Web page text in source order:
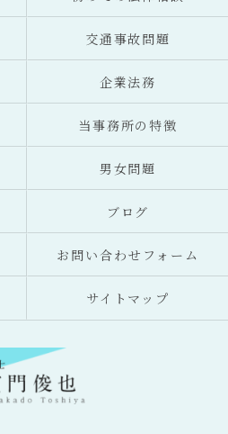
交通事故問題
企業法務
当事務所の特徴
男女問題
ブログ
お問い合わせフォーム
サイトマップ